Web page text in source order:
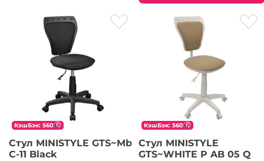
КэшБэк: 560
Стул MINISTYLE GTS~Mb
C-11 Black
КэшБэк: 560
Стул MINISTYLE
GTS~WHITE P AB 05 Q